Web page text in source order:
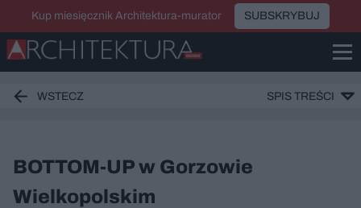
Kup miesięcznik Architektura-murator SUBSKRYBUJ
WSTECZ SPIS TREŚCI
BOTTOM-UP w Gorzowie
Wielkopolskim